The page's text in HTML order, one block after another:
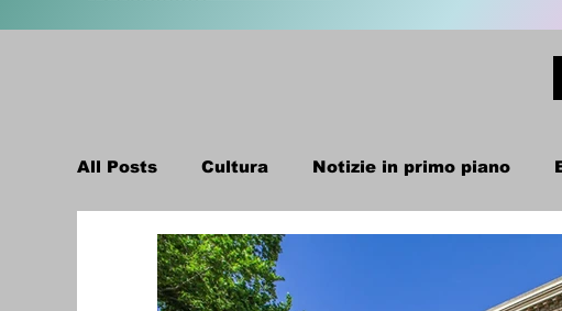
All Posts Cultura Notizie in primo piano
Նորություններ/Notizie Armene Comunicati